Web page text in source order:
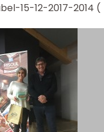
15-12-2017-2014 (